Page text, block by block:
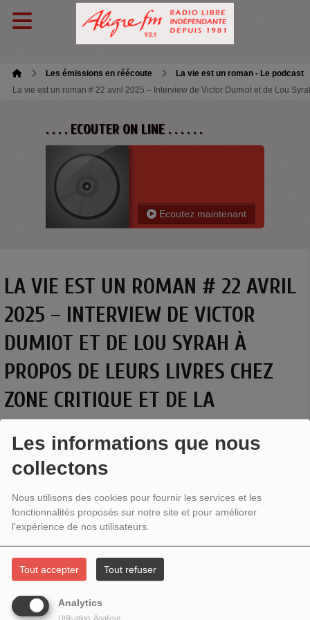
Les informations que nous
collectons
Nous utilisons des cookies pour fournir les services et les
fonctionnalités proposés sur notre site et pour améliorer
l'expérience de nos utilisateurs.
Tout accepter Tout refuser
Analytics
Utilisation: Analyse
Les émissions en réécoute
La vie est un roman - Le podcast
La vie est un roman # 22 avril 2025 – Interview de Victor Dumiot et de Lou
. . . . ECOUTER ON LINE . . . . . .
Ecoutez maintenant
LA VIE EST UN ROMAN # 22 AVRIL
2025 – INTERVIEW DE VICTOR
DUMIOT ET DE LOU SYRAH À
PROPOS DE LEURS LIVRES CHEZ
ZONE CRITIQUE ET DE LA
COLLECTION VRILLES.